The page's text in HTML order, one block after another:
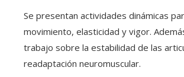
Se presentan actividades dinámicas
movimiento, elasticidad y vigor.
trabajo sobre la estabilidad de las
readaptación neuromuscular.